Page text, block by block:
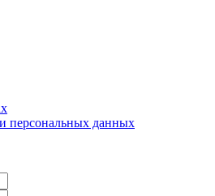
персональных данных